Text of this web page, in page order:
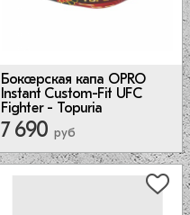
Боксерская капа OPRO
Instant Custom-Fit UFC
Fighter - Topuria
7 690 руб